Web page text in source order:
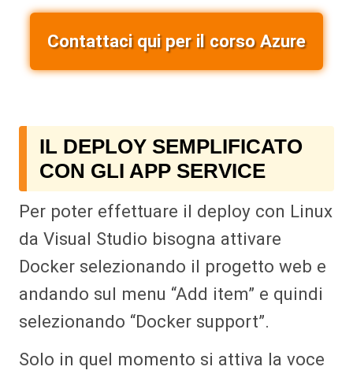
Contattaci qui per il corso Azure
IL DEPLOY SEMPLIFICATO
CON GLI APP SERVICE
Per poter effettuare il deploy con Linux
da Visual Studio bisogna attivare
Docker selezionando il progetto web e
andando sul menu “Add item” e quindi
selezionando “Docker support”.
Solo in quel momento si attiva la voce